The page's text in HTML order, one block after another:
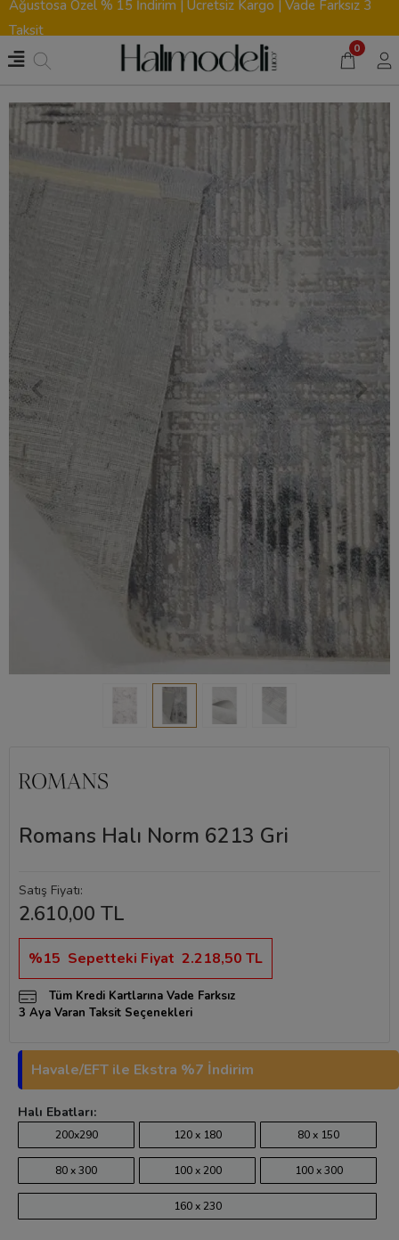
Ağustosa Özel % 15 İndirim | Ücretsiz Kargo | Vade Farksız 3
Taksit
0
Romans Halı Norm 6213 Gri
Satış Fiyatı:
2.610,00 TL
%15 Sepetteki Fiyat 2.218,50 TL
Tüm Kredi Kartlarına Vade Farksız
3 Aya Varan Taksit Seçenekleri
Havale/EFT ile Ekstra %7 İndirim
Halı Ebatları:
200x290 120 x 180 80 x 150
80 x 300 100 x 200 100 x 300
160 x 230